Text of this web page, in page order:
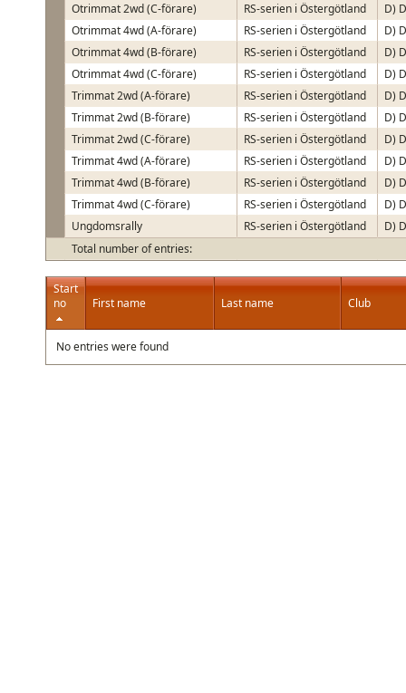
Total number of entries:
Otrimmat 2wd (C-förare)
RS-serien i Östergötland
D)
Otrimmat 4wd (A-förare)
RS-serien i Östergötland
D)
Otrimmat 4wd (B-förare)
RS-serien i Östergötland
D)
Otrimmat 4wd (C-förare)
RS-serien i Östergötland
D)
Trimmat 2wd (A-förare)
RS-serien i Östergötland
D)
Trimmat 2wd (B-förare)
RS-serien i Östergötland
D)
Trimmat 2wd (C-förare)
RS-serien i Östergötland
D)
Trimmat 4wd (A-förare)
RS-serien i Östergötland
D)
Trimmat 4wd (B-förare)
RS-serien i Östergötland
D)
Trimmat 4wd (C-förare)
RS-serien i Östergötland
D)
Ungdomsrally
RS-serien i Östergötland D)
Start
no
First name Last name Club
No entries were found